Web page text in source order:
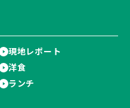
現地レポート
洋食
ランチ